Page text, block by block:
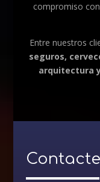
compromiso
Entre nuestros
seguros,
arquitectura